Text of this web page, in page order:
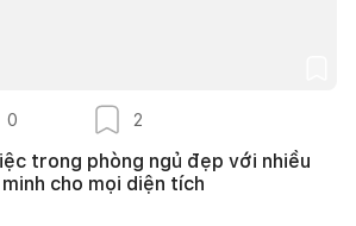
0 2
trong phòng ngủ đẹp với nhiều
cho mọi diện tích